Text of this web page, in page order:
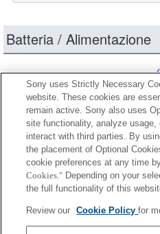
Batteria / Alimentazione
2NP-BN1
NP-BN
Sony uses Strictly Necessary
website. These cookies are
remain active. Sony also uses
site functionality, analyze usage,
interact with third parties. By
the placement of Optional
cookie preferences at any time
Cookies." Depending on your
the full functionality of this
Review our Cookie Policyfor